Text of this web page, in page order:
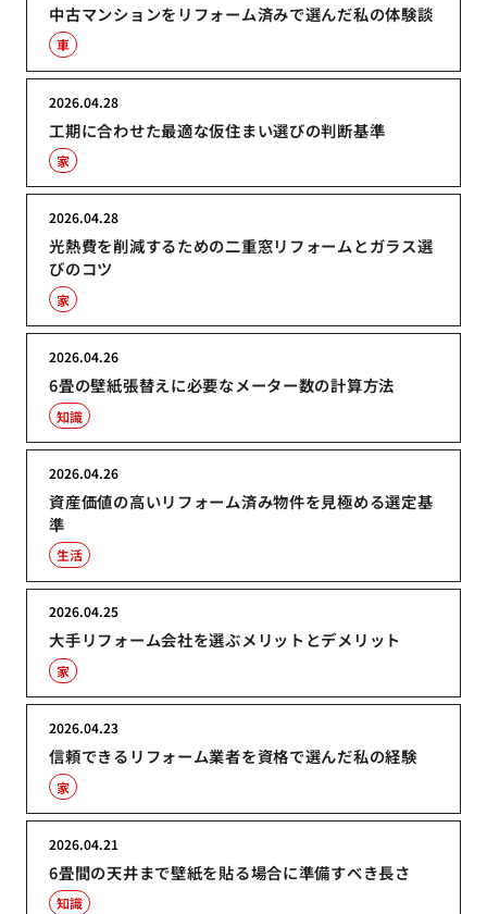
中古マンションをリフォーム済みで選んだ私の体験談
車
工期に合わせた最適な仮住まい選びの判断基準
2026.04.28
家
光熱費を削減するための二重窓リフォームとガラス選
びのコツ
2026.04.28
家
6畳の壁紙張替えに必要なメーター数の計算方法
2026.04.26
知識
資産価値の高いリフォーム済み物件を見極める選定基
準
2026.04.26
生活
大手リフォーム会社を選ぶメリットとデメリット
2026.04.25
家
信頼できるリフォーム業者を資格で選んだ私の経験
2026.04.23
家
6畳間の天井まで壁紙を貼る場合に準備すべき長さ
2026.04.21
知識